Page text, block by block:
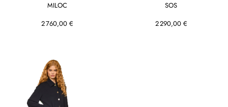
MILOC
2 760,00 €
SOS
2 290,00 €